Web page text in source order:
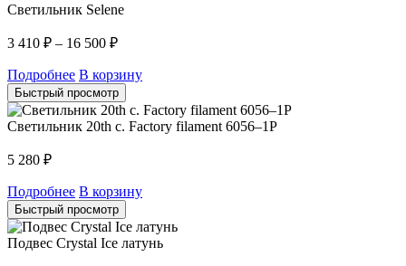
Светильник Selene
3 410 ₽ – 16 500 ₽
Подробнее В корзину
Быстрый просмотр
Светильник 20th c. Factory filament 6056–1P
5 280 ₽
Подробнее В корзину
Быстрый просмотр
Подвес Crystal Ice латунь